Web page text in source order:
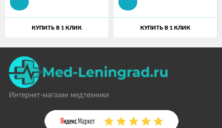
КУПИТЬ В 1 КЛИК КУПИТЬ В 1 КЛИК
Интернет-магазин медтехники